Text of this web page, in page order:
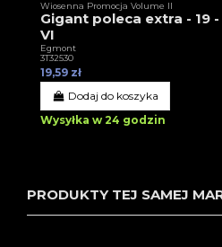
Wiosenna Promocja Volume II
Gigant poleca extra - 19
VI
Egmont
3T32530
19,59 zł
Dodaj do koszyka
Wysyłka w 24 godzin
PRODUKTY TEJ SAMEJ